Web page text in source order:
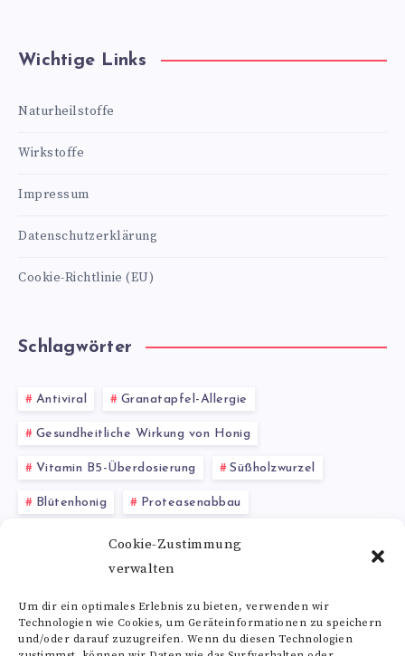
Cookie-Zustimmung
verwalten
Um dir ein optimales Erlebnis zu bieten, verwenden wir
Technologien wie Cookies, um Geräteinformationen zu speichern
und/oder darauf zuzugreifen. Wenn du diesen Technologien
Wichtige Links
Naturheilstoffe
Wirkstoffe
Impressum
Datenschutzerklärung
Cookie-Richtlinie (EU)
Schlagwörter
Antiviral Granatapfel-Allergie
Gesundheitliche Wirkung von Honig
Vitamin B5-Überdosierung Süßholzwurzel
Blütenhonig Proteasenabbau
Resveratrol Rotwein Trauben
Demenz
Alle Schlagwörter